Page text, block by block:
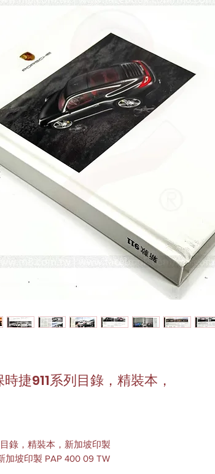
捷911系列目錄，精裝本，
錄，精裝本，新加坡印製
加坡印製 PAP 400 09 TW